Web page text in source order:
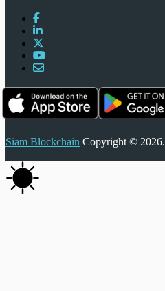
Siam Blockchain Copyright © 2026.